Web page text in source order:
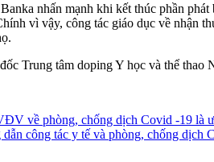
nhấn mạnh khi kết thúc phần
vì vậy, công tác giáo dục về
Trung tâm doping Y học và thể thao